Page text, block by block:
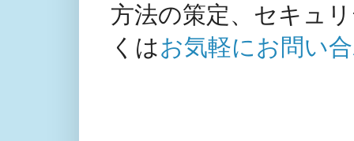
方法の策定、セキュ
くはお気軽にお問い